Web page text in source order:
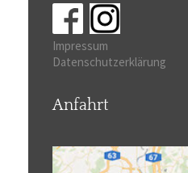
Impressum
Datenschutzerklärung
Anfahrt